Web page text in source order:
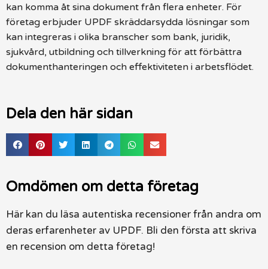
kan komma åt sina dokument från flera enheter. För
företag erbjuder UPDF skräddarsydda lösningar som
kan integreras i olika branscher som bank, juridik,
sjukvård, utbildning och tillverkning för att förbättra
dokumenthanteringen och effektiviteten i arbetsflödet.
Dela den här sidan
Omdömen om detta företag
Här kan du läsa autentiska recensioner från andra om
deras erfarenheter av UPDF. Bli den första att skriva
en recension om detta företag!